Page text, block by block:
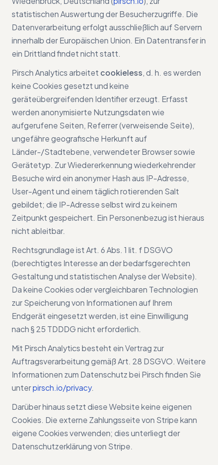
statistischen Auswertung der Besucherzugriffe. Die
Datenverarbeitung erfolgt ausschließlich auf Servern
innerhalb der Europäischen Union. Ein Datentransfer in
ein Drittland findet nicht statt.
Pirsch Analytics arbeitet cookieless, d. h. es werden
keine Cookies gesetzt und keine
geräteübergreifenden Identifier erzeugt. Erfasst
werden anonymisierte Nutzungsdaten wie
aufgerufene Seiten, Referrer (verweisende Seite),
ungefähre geografische Herkunft auf
Länder-/Stadtebene, verwendeter Browser sowie
Gerätetyp. Zur Wiedererkennung wiederkehrender
Besuche wird ein anonymer Hash aus IP-Adresse,
User-Agent und einem täglich rotierenden Salt
gebildet; die IP-Adresse selbst wird zu keinem
Zeitpunkt gespeichert. Ein Personenbezug ist hieraus
nicht ableitbar.
Rechtsgrundlage ist Art. 6 Abs. 1 lit. f DSGVO
(berechtigtes Interesse an der bedarfsgerechten
Gestaltung und statistischen Analyse der Website).
Da keine Cookies oder vergleichbaren Technologien
zur Speicherung von Informationen auf Ihrem
Endgerät eingesetzt werden, ist eine Einwilligung
nach § 25 TDDDG nicht erforderlich.
Mit Pirsch Analytics besteht ein Vertrag zur
Auftragsverarbeitung gemäß Art. 28 DSGVO. Weitere
Informationen zum Datenschutz bei Pirsch finden Sie
unterpirsch.io/privacy.
Darüber hinaus setzt diese Website keine eigenen
Cookies. Die externe Zahlungsseite von Stripe kann
eigene Cookies verwenden; dies unterliegt der
Datenschutzerklärung von Stripe.